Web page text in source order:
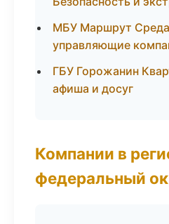
МБУ Маршрут
управляющие
ГБУ Горожанин
афиша и досуг
Компании в
федеральный